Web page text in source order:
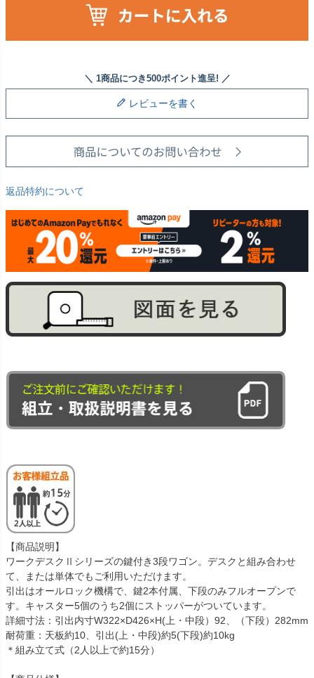
レビューを書く
返品特約について
【商品説明】
ワークデスクⅡシリーズの鍵付き3段ワゴン。デスクと組み合わせ
て、または単体でもご利用いただけます。
引出はオールロック機構で、鍵2本付属、下段のみフルオープンで
す。キャスター5個のうち2個にストッパーがついています。
詳細寸法：引出内寸W322×D426×H(上・中段）92、（下段）282mm
耐荷重：天板約10、引出(上・中段)約5(下段)約10kg
＊組み立て式（2人以上で約15分）